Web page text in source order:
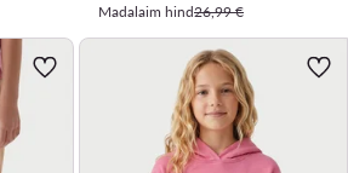
Madalaim hind26,99 €